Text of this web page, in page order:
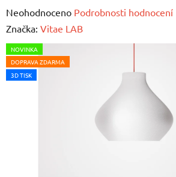
Průměrné
hodnocení
produktu
je
0,0
Neohodnoceno Podrobnosti hodnocení
Značka: Vitae LAB
NOVINKA
DOPRAVA ZDARMA
3D TISK